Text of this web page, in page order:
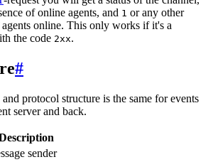
of online agents, and 1 or any other
agents online. This only works if it's a
the code 2xx.
#
protocol structure is the same for events
server and back.
sender